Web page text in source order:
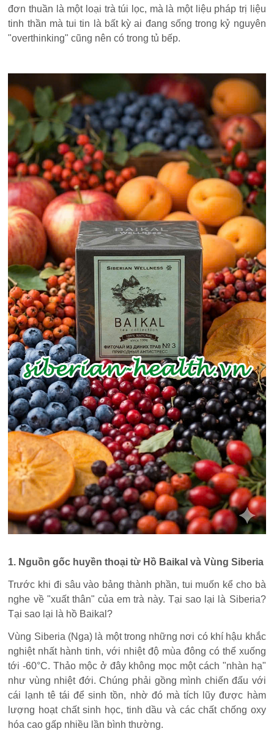
đơn thuần là một loại trà túi lọc, mà là một liệu pháp trị liệu
tinh thần mà tui tin là bất kỳ ai đang sống trong kỷ nguyên
"overthinking" cũng nên có trong tủ bếp.
1. Nguồn gốc huyền thoại từ Hồ Baikal và Vùng Siberia
Trước khi đi sâu vào bảng thành phần, tui muốn kể cho bà
nghe về "xuất thân" của em trà này. Tại sao lại là Siberia?
Tại sao lại là hồ Baikal?
Vùng Siberia (Nga) là một trong những nơi có khí hậu khắc
nghiệt nhất hành tinh, với nhiệt độ mùa đông có thể xuống
tới -60°C. Thảo mộc ở đây không mọc một cách "nhàn hạ"
như vùng nhiệt đới. Chúng phải gồng mình chiến đấu với
cái lạnh tê tái để sinh tồn, nhờ đó mà tích lũy được hàm
lượng hoạt chất sinh học, tinh dầu và các chất chống oxy
hóa cao gấp nhiều lần bình thường.